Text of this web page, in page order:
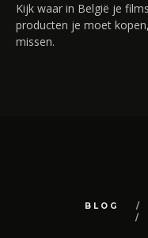
Kijk waar in België je
producten je moet
missen.
BLOG